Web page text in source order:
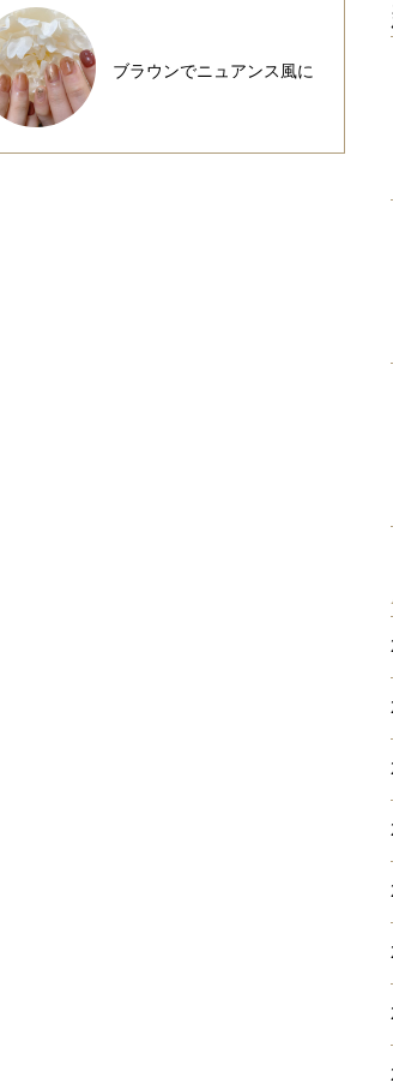
ブラウンでニュアンス風に